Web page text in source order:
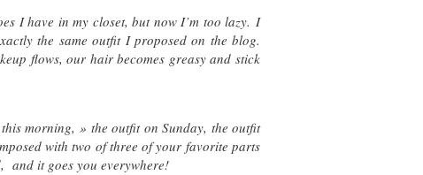
I have in my closet, but now I’m too lazy. I
the same outfit I proposed on the blog.
flows, our hair becomes greasy and stick
morning, » the outfit on Sunday, the outfit
with two of three of your favorite parts
and it goes you everywhere!